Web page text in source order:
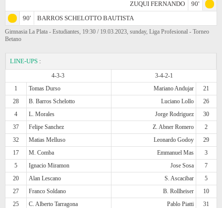
ZUQUI FERNANDO
90'
90'
BARROS SCHELOTTO BAUTISTA
Gimnasia La Plata - Estudiantes, 19:30 / 19.03.2023, sunday, Liga Profesional - Torneo
Betano
LINE-UPS :
4-3-3
3-4-2-1
1
Tomas Durso Mariano Andujar
21
28
B. Barros Schelotto Luciano Lollo
26
4
L. Morales Jorge Rodriguez
30
37
Felipe Sanchez Z. Abner Romero
2
32
Matias Melluso Leonardo Godoy
29
17
M. Comba Emmanuel Mas
3
5
Ignacio Miramon Jose Sosa
7
20
Alan Lescano S. Ascacibar
5
27
Franco Soldano B. Rollheiser
10
25
C. Alberto Tarragona Pablo Piatti
31